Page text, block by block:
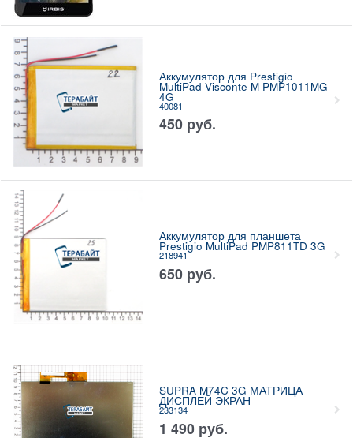
Аккумулятор для Prestigio
MultiPad Visconte M PMP1011MG
4G
40081
450 руб.
Аккумулятор для планшета
Prestigio MultiPad PMP811TD 3G
218941
650 руб.
SUPRA M74C 3G МАТРИЦА
ДИСПЛЕЙ ЭКРАН
233134
1 490 руб.